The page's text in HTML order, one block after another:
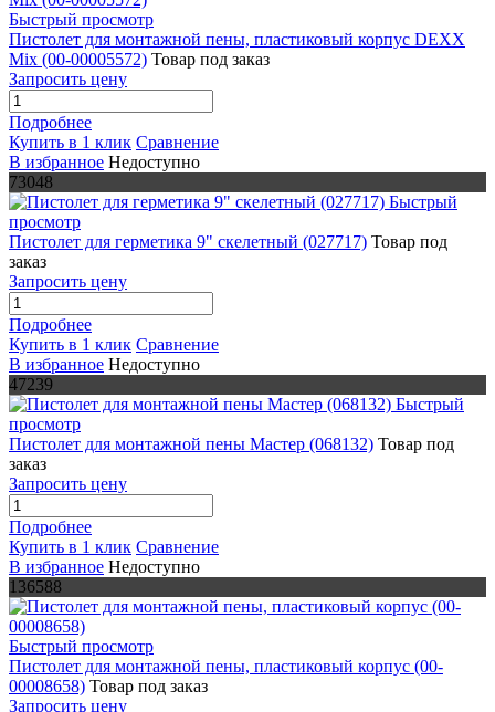
Быстрый просмотр
Пистолет для монтажной пены, пластиковый корпус DEXX
Mix (00-00005572) Товар под заказ
Запросить цену
Подробнее
Купить в 1 клик Сравнение
В избранное Недоступно
73048
Быстрый
просмотр
Пистолет для геpметика 9" скелетный (027717) Товар под
заказ
Запросить цену
Подробнее
Купить в 1 клик Сравнение
В избранное Недоступно
47239
Быстрый
просмотр
Пистолет для монтaжной пeны Мастер (068132) Товар под
заказ
Запросить цену
Подробнее
Купить в 1 клик Сравнение
В избранное Недоступно
136588
Быстрый просмотр
Пистолет для монтажной пены, пластиковый корпус (00-
00008658) Товар под заказ
Запросить цену